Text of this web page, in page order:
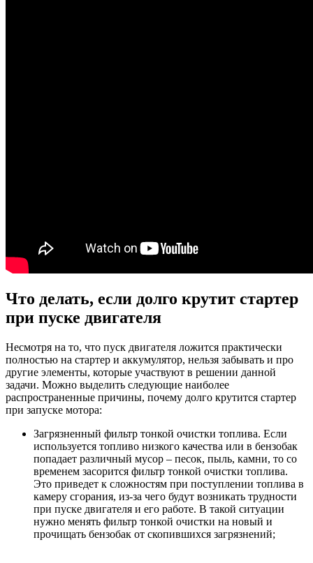
Что делать, если долго крутит стартер
при пуске двигателя
Несмотря на то, что пуск двигателя ложится практически
полностью на стартер и аккумулятор, нельзя забывать и про
другие элементы, которые участвуют в решении данной
задачи. Можно выделить следующие наиболее
распространенные причины, почему долго крутится стартер
при запуске мотора:
Загрязненный фильтр тонкой очистки топлива. Если
используется топливо низкого качества или в бензобак
попадает различный мусор – песок, пыль, камни, то со
временем засорится фильтр тонкой очистки топлива.
Это приведет к сложностям при поступлении топлива в
камеру сгорания, из-за чего будут возникать трудности
при пуске двигателя и его работе. В такой ситуации
нужно менять фильтр тонкой очистки на новый и
прочищать бензобак от скопившихся загрязнений;